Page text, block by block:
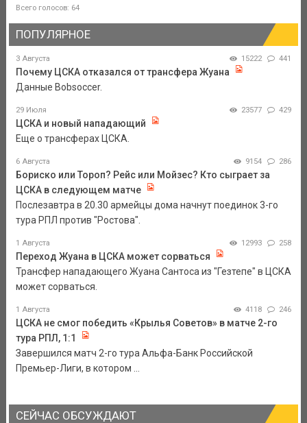
Всего голосов: 64
ПОПУЛЯРНОЕ
3 Августа 15222 441
Почему ЦСКА отказался от трансфера Жуана
Данные Bobsoccer.
29 Июля 23577 429
ЦСКА и новый нападающий
Еще о трансферах ЦСКА.
6 Августа 9154 286
Бориско или Тороп? Рейс или Мойзес? Кто сыграет за
ЦСКА в следующем матче
Послезавтра в 20.30 армейцы дома начнут поединок 3-го
тура РПЛ против "Ростова".
1 Августа 12993 258
Переход Жуана в ЦСКА может сорваться
Трансфер нападающего Жуана Сантоса из "Гезтепе" в ЦСКА
может сорваться.
1 Августа 4118 246
ЦСКА не смог победить «Крылья Советов» в матче 2-го
тура РПЛ, 1:1
Завершился матч 2-го тура Альфа-Банк Российской
Премьер-Лиги, в котором ...
СЕЙЧАС ОБСУЖДАЮТ